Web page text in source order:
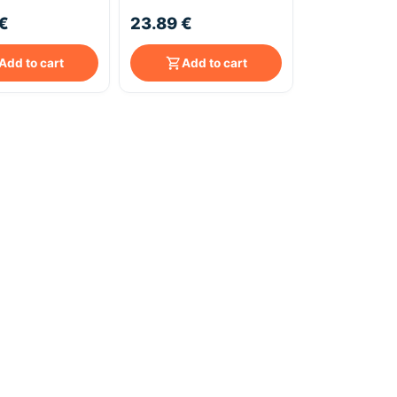
to cart
23.89 €
Add to cart